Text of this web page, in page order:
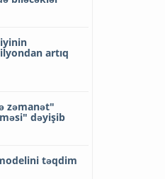
artıq
zəmanət"
dəyişib
təqdim